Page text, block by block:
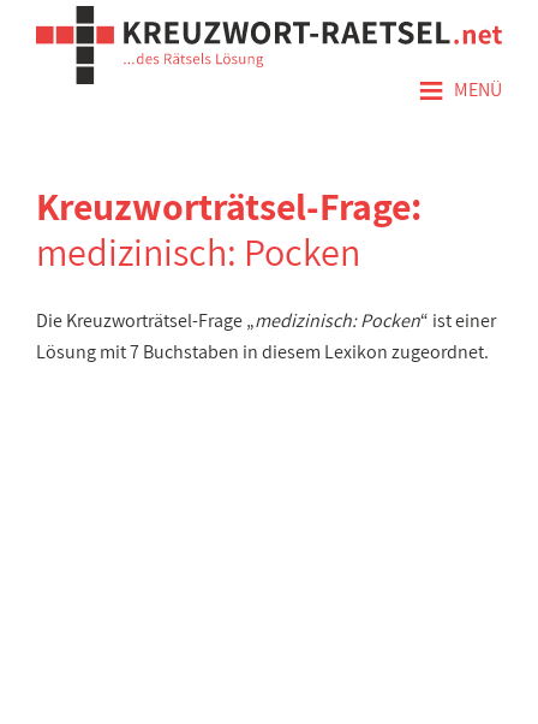
≡ MENÜ
Kreuzworträtsel-Frage:
medizinisch: Pocken
Die Kreuzworträtsel-Frage „medizinisch: Pocken“ ist einer
Lösung mit 7 Buchstaben in diesem Lexikon zugeordnet.